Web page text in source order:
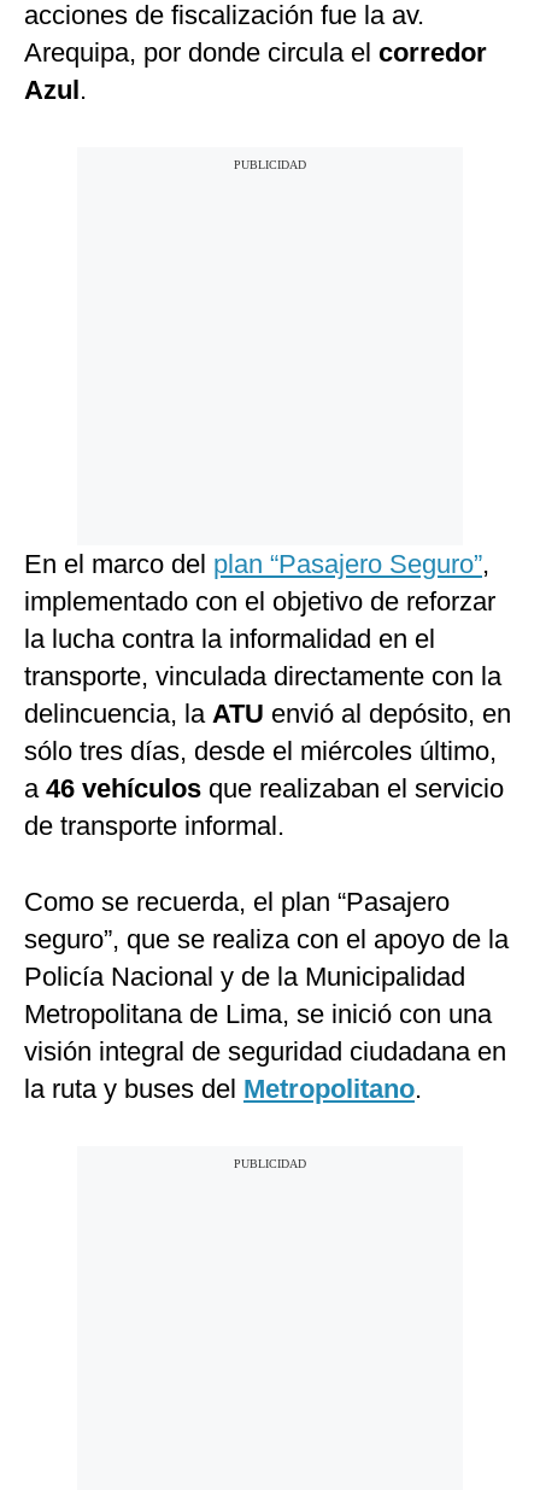
acciones de fiscalización fue la av.
Arequipa, por donde circula el corredor
Azul.
En el marco del plan “Pasajero Seguro”,
implementado con el objetivo de reforzar
la lucha contra la informalidad en el
transporte, vinculada directamente con la
delincuencia, la ATU envió al depósito, en
sólo tres días, desde el miércoles último,
a 46 vehículos que realizaban el servicio
de transporte informal.
Como se recuerda, el plan “Pasajero
seguro”, que se realiza con el apoyo de la
Policía Nacional y de la Municipalidad
Metropolitana de Lima, se inició con una
visión integral de seguridad ciudadana en
la ruta y buses del Metropolitano.